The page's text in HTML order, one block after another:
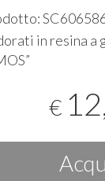
in resina a
”
€